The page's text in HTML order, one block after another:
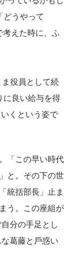
うやって
えた時に、ふ
役員として続
に良い給与を得
くという姿で
「この早い時代
と。その下の世
統括部長」止ま
う。この座組が
分の⼿⾜とし
葛藤と⼾惑い